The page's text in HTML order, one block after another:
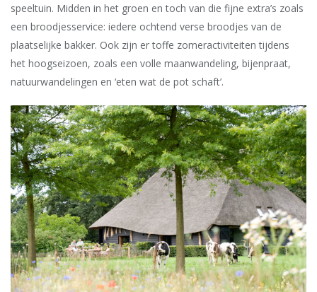
speeltuin. Midden in het groen en toch van die fijne extra’s zoals
een broodjesservice: iedere ochtend verse broodjes van de
plaatselijke bakker. Ook zijn er toffe zomeractiviteiten tijdens
het hoogseizoen, zoals een volle maanwandeling, bijenpraat,
natuurwandelingen en ‘eten wat de pot schaft’.